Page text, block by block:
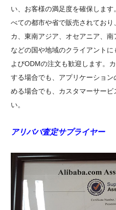
い、お客様の満足度を確保しま
べての都市や省で販売されており
カ、東南アジア、オセアニア、
などの国や地域のクライアント
よびODMの注文も歓迎します。
する場合でも、アプリケーショ
める場合でも、カスタマーサービ
い。
アリババ査定サプライヤー